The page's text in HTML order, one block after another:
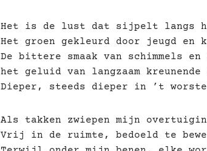
Het is de lust dat sijpelt langs
Het groen gekleurd door jeugd en
De bittere smaak van schimmels en
het geluid van langzaam kreunende
Dieper, steeds dieper in ’t
Als takken zwiepen mijn
Vrij in de ruimte, bedoeld te